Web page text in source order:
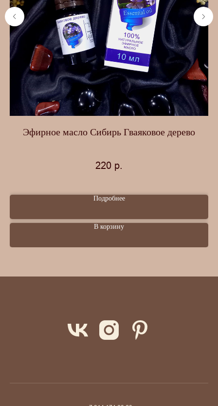
Эфирное масло Сибирь Гваяковое дерево
220 р.
Подробнее
В корзину